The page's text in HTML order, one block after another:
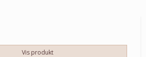
Vis produkt